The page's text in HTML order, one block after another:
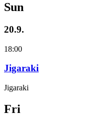
Sun
20.9.
18:00
Jigaraki
Jigaraki
Fri